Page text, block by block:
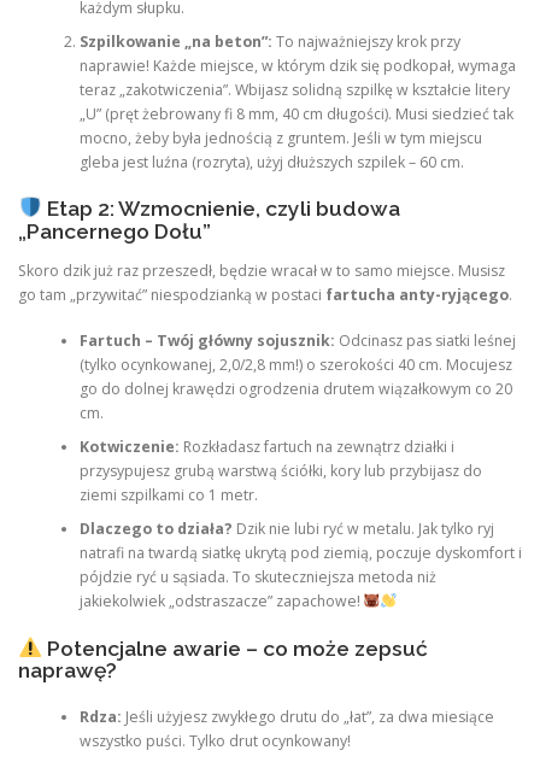
każdym słupku.
Szpilkowanie „na beton”: To najważniejszy krok przy
naprawie! Każde miejsce, w którym dzik się podkopał, wymaga
teraz „zakotwiczenia”. Wbijasz solidną szpilkę w kształcie litery
„U” (pręt żebrowany fi 8 mm, 40 cm długości). Musi siedzieć tak
mocno, żeby była jednością z gruntem. Jeśli w tym miejscu
gleba jest luźna (rozryta), użyj dłuższych szpilek – 60 cm.
Etap 2: Wzmocnienie, czyli budowa
„Pancernego Dołu”
Skoro dzik już raz przeszedł, będzie wracał w to samo miejsce. Musisz
go tam „przywitać” niespodzianką w postaci fartucha anty-ryjącego.
Fartuch – Twój główny sojusznik: Odcinasz pas siatki leśnej
(tylko ocynkowanej, 2,0/2,8 mm!) o szerokości 40 cm. Mocujesz
go do dolnej krawędzi ogrodzenia drutem wiązałkowym co 20
cm.
Kotwiczenie: Rozkładasz fartuch na zewnątrz działki i
przysypujesz grubą warstwą ściółki, kory lub przybijasz do
ziemi szpilkami co 1 metr.
Dlaczego to działa? Dzik nie lubi ryć w metalu. Jak tylko ryj
natrafi na twardą siatkę ukrytą pod ziemią, poczuje dyskomfort i
pójdzie ryć u sąsiada. To skuteczniejsza metoda niż
jakiekolwiek „odstraszacze” zapachowe!
Potencjalne awarie – co może zepsuć
naprawę?
Rdza: Jeśli użyjesz zwykłego drutu do „łat”, za dwa miesiące
wszystko puści. Tylko drut ocynkowany!